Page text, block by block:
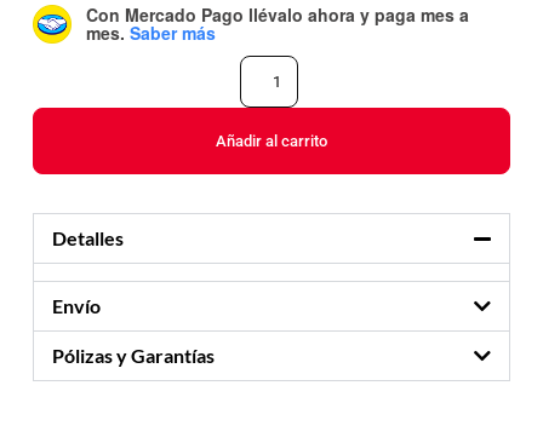
Con Mercado Pago llévalo ahora y paga mes a
mes. Saber más
Añadir al carrito
Detalles
Envío
Pólizas y Garantías